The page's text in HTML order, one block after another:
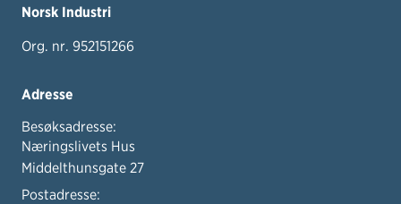
Norsk Industri
Org. nr. 952151266
Adresse
Besøksadresse:
Næringslivets Hus
Middelthunsgate 27
Postadresse: